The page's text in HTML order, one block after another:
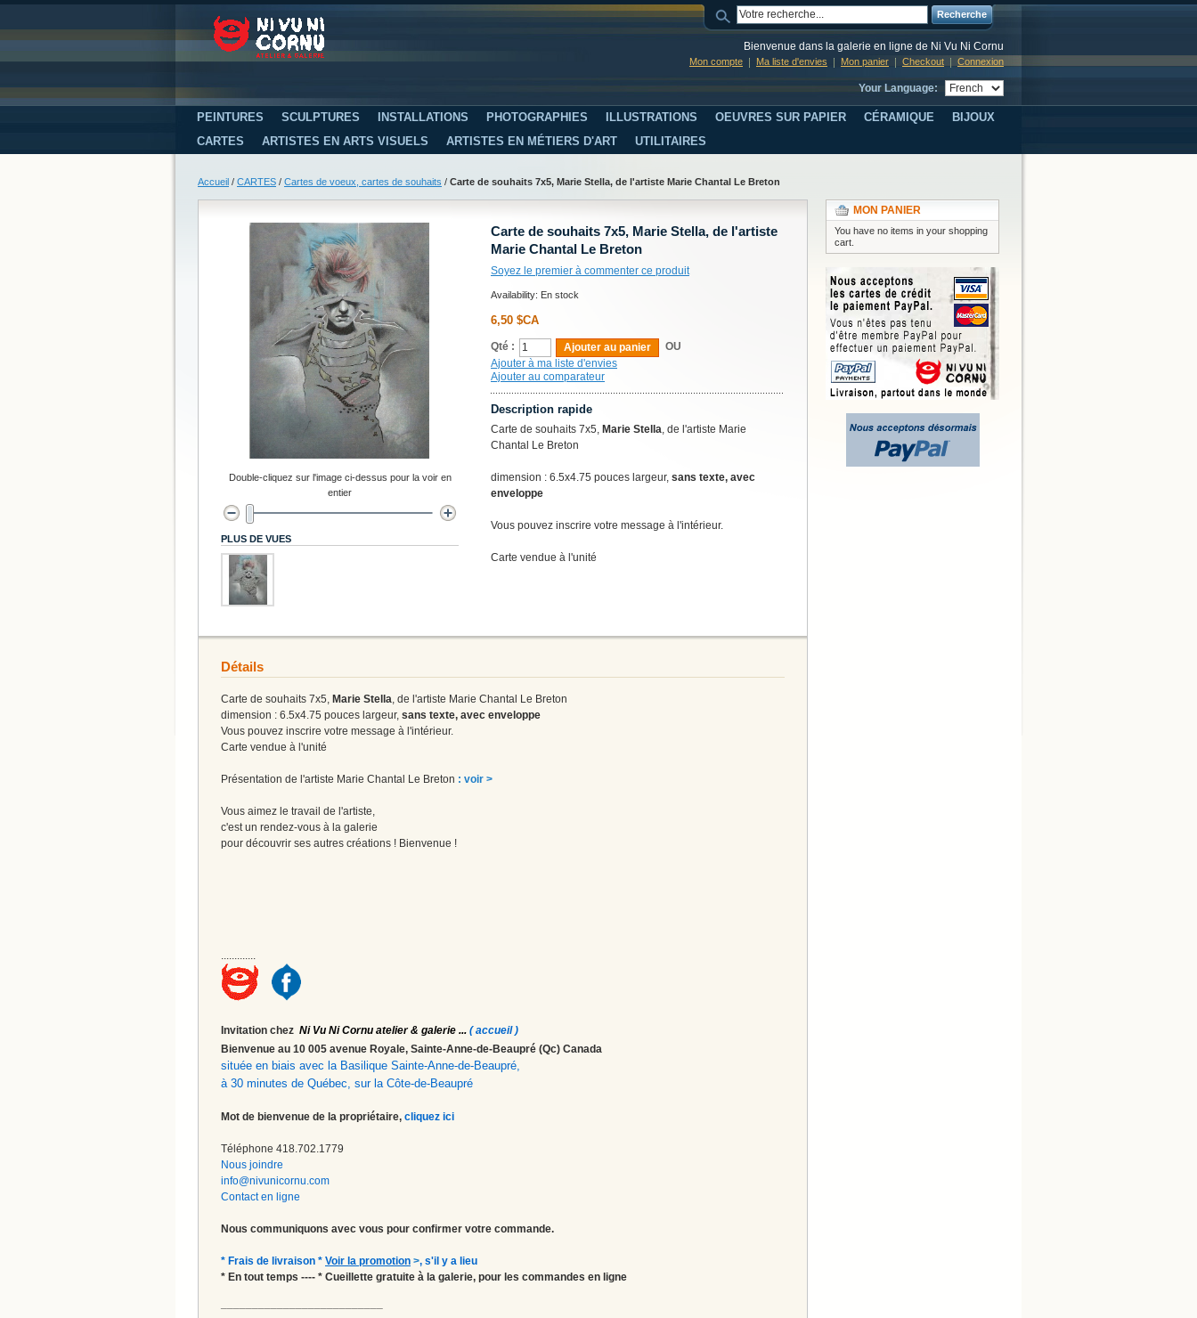
Recherche
Bienvenue dans la galerie en ligne de Ni Vu Ni Cornu
Mon compte Ma liste d'envies Mon panier Checkout Connexion
Your Language:
PEINTURES SCULPTURES INSTALLATIONS PHOTOGRAPHIES ILLUSTRATIONS OEUVRES SUR PAPIER CÉRAMIQUE
BIJOUX
CARTES
ARTISTES EN ARTS VISUELS ARTISTES EN MÉTIERS D'ART UTILITAIRES
Accueil / CARTES / Cartes de voeux, cartes de souhaits / Carte de souhaits 7x5, Marie Stella, de l'artiste Marie Chantal Le Breton
Carte de souhaits 7x5, Marie Stella, de l'artiste
Marie Chantal Le Breton
Soyez le premier à commenter ce produit
Availability: En stock
6,50 $CA
Qté : Ajouter au panier
OU
Ajouter à ma liste d'envies
Ajouter au comparateur
Description rapide
Carte de souhaits 7x5, Marie Stella, de l'artiste Marie
Chantal Le Breton
dimension : 6.5x4.75 pouces largeur, sans texte, avec
enveloppe
Vous pouvez inscrire votre message à l'intérieur.
Carte vendue à l'unité
Double-cliquez sur l'image ci-dessus pour la voir en
entier
PLUS DE VUES
Détails
Carte de souhaits 7x5, Marie Stella, de l'artiste Marie Chantal Le Breton
dimension : 6.5x4.75 pouces largeur, sans texte, avec enveloppe
Vous pouvez inscrire votre message à l'intérieur.
Carte vendue à l'unité
Présentation de l'artiste Marie Chantal Le Breton : voir >
Vous aimez le travail de l'artiste,
c'est un rendez-vous à la galerie
pour découvrir ses autres créations ! Bienvenue !
.............
Invitation chez Ni Vu Ni Cornu atelier & galerie ... ( accueil )
Bienvenue au 10 005 avenue Royale, Sainte-Anne-de-Beaupré (Qc) Canada
située en biais avec la Basilique Sainte-Anne-de-Beaupré,
à 30 minutes de Québec, sur la Côte-de-Beaupré
Mot de bienvenue de la propriétaire, cliquez ici
Téléphone 418.702.1779
Nous joindre
info@nivunicornu.com
Contact en ligne
Nous communiquons avec vous pour confirmer votre commande.
* Frais de livraison * Voir la promotion >, s'il y a lieu
* En tout temps ---- * Cueillette gratuite à la galerie, pour les commandes en ligne
MON PANIER
You have no items in your shopping
cart.